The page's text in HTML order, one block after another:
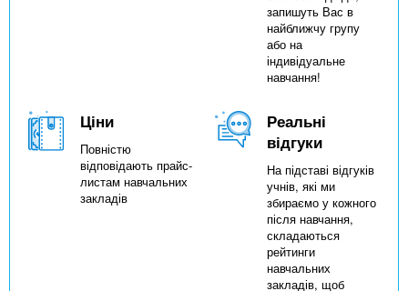
запишуть Вас в
найближчу групу
або на
індивідуальне
навчання!
Ціни
Повністю
відповідають прайс-
листам навчальних
закладів
Реальні
відгуки
На підставі відгуків
учнів, які ми
збираємо у кожного
після навчання,
складаються
рейтинги
навчальних
закладів, щоб